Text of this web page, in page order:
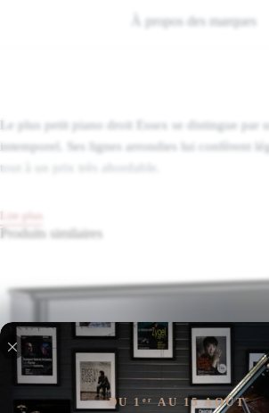
DU 1 er AU 15 AOÛT
À propos des marques
Le plus petit piano droit Essex se distingue par
intemporel. Ses lignes arrondies lui confèrent
tout à un prix très abordable.
Lire plus
Produits similaires